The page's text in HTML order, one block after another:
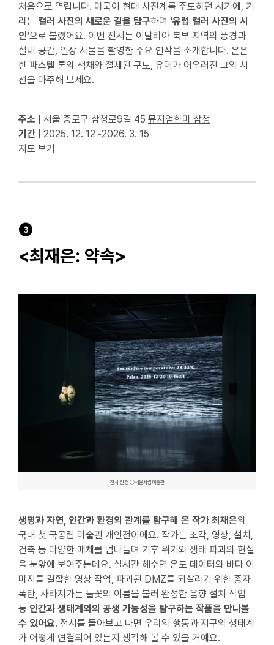
처음으로 열립니다. 미국이 현대 사진계를 주도하던 시기에, 기
리는 컬러 사진의 새로운 길을 탐구하며 ‘유럽 컬러 사진의 시
인’으로 불렸어요. 이번 전시는 이탈리아 북부 지역의 풍경과
실내 공간, 일상 사물을 촬영한 주요 연작을 소개합니다. 은은
한 파스텔 톤의 색채와 절제된 구도, 유머가 어우러진 그의 시
선을 마주해 보세요.
주소 | 서울 종로구 삼청로9길 45 뮤지엄한미 삼청
기간
| 2025. 12. 12~2026. 3. 15
지도 보기
❸
<최재은: 약속>
전시 전경 ⓒ서울시립미술관
생명과 자연, 인간과 환경의 관계를 탐구해 온 작가 최재은의
국내 첫 국공립 미술관 개인전이에요. 작가는 조각, 영상, 설치,
건축 등 다양한 매체를 넘나들며 기후 위기와 생태 파괴의 현실
을 눈앞에 보여주는데요. 실시간 해수면 온도 데이터와 바다 이
미지를 결합한 영상 작업, 파괴된 DMZ를 되살리기 위한 종자
폭탄, 사라져가는 들꽃의 이름을 불러 완성한 음향 설치 작업
등 인간과 생태계와의 공생 가능성을 탐구하는 작품을 만나볼
수 있어요. 전시를 돌아보고 나면 우리의 행동과 지구의 생태계
가 어떻게 연결되어 있는지 생각해 볼 수 있을 거예요.